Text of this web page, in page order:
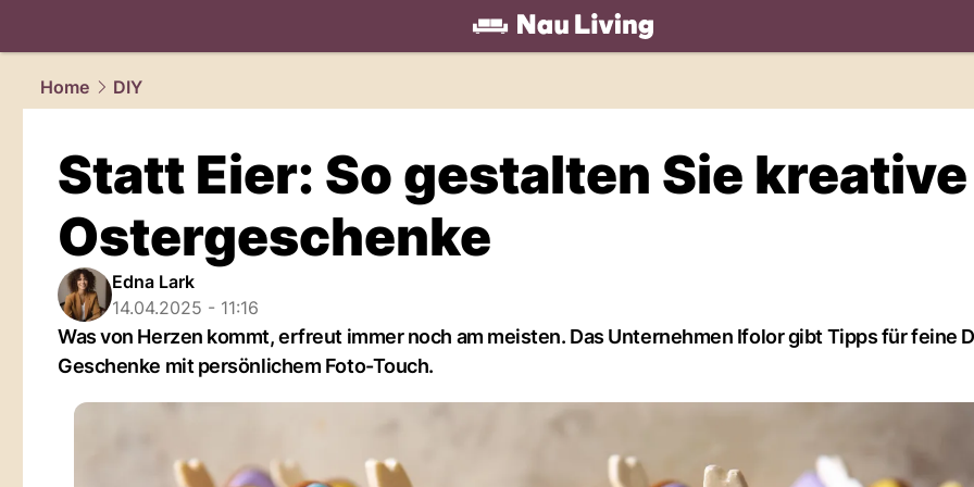
living.NAU.ch
Home
DIY
Statt Eier: So gestalten Sie kreative
Ostergeschenke
Edna Lark
14.04.2025 - 11:16
Was von Herzen kommt, erfreut immer noch am meisten. Das Unternehmen Ifolor gibt Tipps für feine
Geschenke mit persönlichem Foto-Touch.